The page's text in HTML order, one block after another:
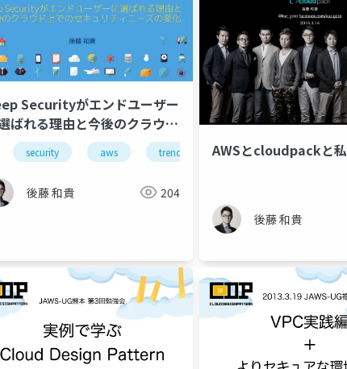
Securityがエンドユーザー
ばれる理由と今後のクラウド
のセキュリティニーズの変化
security aws trend micro cloudpack
後藤 和貴 204
AWSとcloudpackと私
後藤 和貴